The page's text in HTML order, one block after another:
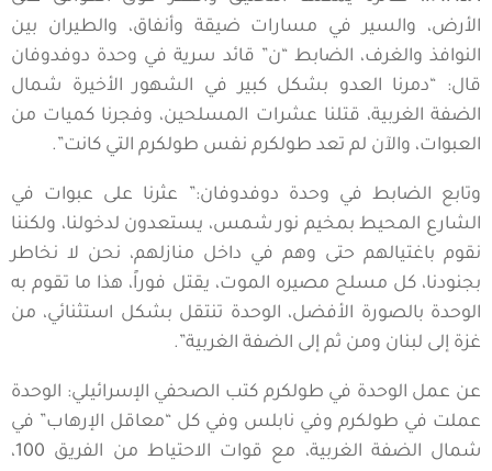
الأرض، والسير في مسارات ضيقة وأنفاق، والطيران بين
النوافذ والغرف، الضابط “ن” قائد سرية في وحدة دوفدوفان
قال: “دمرنا العدو بشكل كبير في الشهور الأخيرة شمال
الضفة الغربية، قتلنا عشرات المسلحين، وفجرنا كميات من
العبوات، والآن لم تعد طولكرم نفس طولكرم التي كانت”.
وتابع الضابط في وحدة دوفدوفان:” عثرنا على عبوات في
الشارع المحيط بمخيم نور شمس، يستعدون لدخولنا، ولكننا
نقوم باغتيالهم حتى وهم في داخل منازلهم، نحن لا نخاطر
بجنودنا، كل مسلح مصيره الموت، يقتل فوراً، هذا ما تقوم به
الوحدة بالصورة الأفضل، الوحدة تنتقل بشكل استثنائي، من
غزة إلى لبنان ومن ثم إلى الضفة الغربية”.
عن عمل الوحدة في طولكرم كتب الصحفي الإسرائيلي: الوحدة
عملت في طولكرم وفي نابلس وفي كل “معاقل الإرهاب” في
شمال الضفة الغربية، مع قوات الاحتياط من الفريق 100،